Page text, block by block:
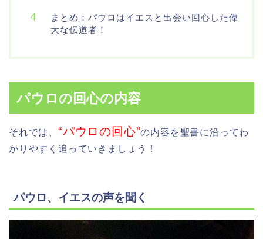
まとめ：パウロはイエスと出会い回心した偉
大な伝道者！
パウロの回心の内容
それでは、 “パウロの回心”の内容を聖書に沿ってわ
かりやすく追っていきましょう！
パウロ、イエスの声を聞く